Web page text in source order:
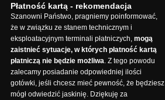
Płatność kartą - rekomendacja
Szanowni Państwo, pragniemy poinformować,
że w związku ze stanem technicznym i
eksploatacyjnym terminali płatniczych, mogą
zaistnieć sytuacje, w których płatność kartą
płatniczą nie będzie możliwa . Z tego powodu
zalecamy posiadanie odpowiedniej ilości
gotówki, jeśli chcesz mieć pewność, że będziesz
mógł odwiedzić jaskinię. Dziękuję za